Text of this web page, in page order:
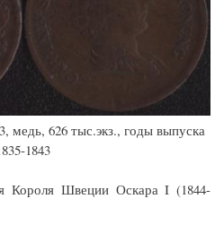
медь, 626 тыс.экз., годы выпуска
1843
Короля Швеции Оскара I (1844-